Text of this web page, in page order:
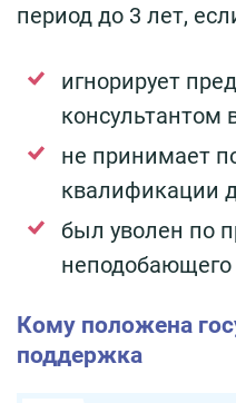
период до 3 лет,
игнорирует
консультантом
не принимает
квалификации
был уволен по
неподобающего
Кому положена
поддержка